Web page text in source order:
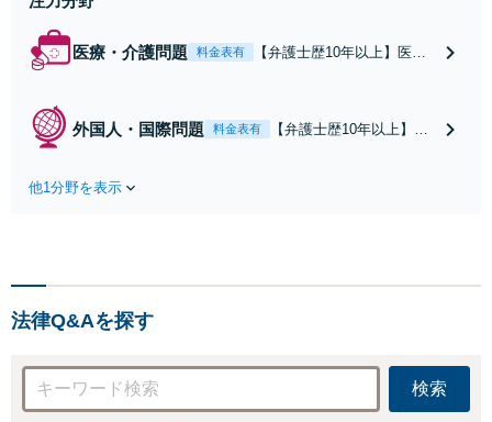
医療・介護問題 料金表有
【弁護士歴10年以上】医療
スが疑われる」「手術をし
たのに病状に変化がない」
外国人・国際問題 料金表有
【弁護士歴10年以上】
い。刑事事件にも英語で
他1分野を表示
法律Q&Aを探す
検索